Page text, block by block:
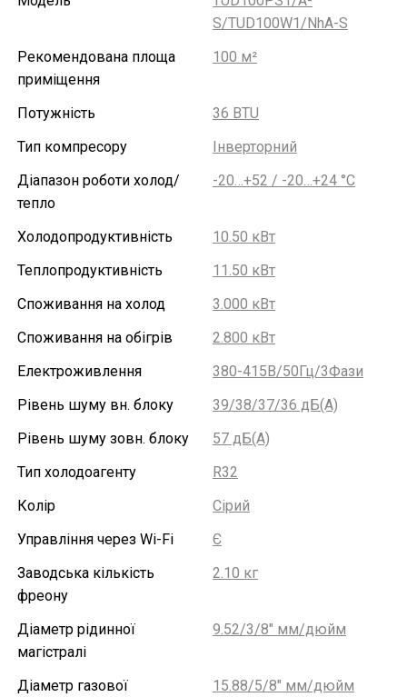
S/TUD100W1/NhA-S
Рекомендована площа
приміщення
100 м²
Потужність
36 BTU
Тип компресору
Інверторний
Діапазон роботи холод/
тепло
-20…+52 / -20…+24 °С
Холодопродуктивність
10.50 кВт
Теплопродуктивність
11.50 кВт
Споживання на холод
3.000 кВт
Споживання на обігрів
2.800 кВт
Електроживлення
380-415В/50Гц/3Фази
Рівень шуму вн. блоку
39/38/37/36 дБ(А)
Рівень шуму зовн. блоку
57 дБ(А)
Тип холодоагенту
R32
Колір
Сірий
Управління через Wi-Fi
Є
Заводська кількість
фреону
2.10 кг
Діаметр рідинної
магістралі
9.52/3/8" мм/дюйм
Діаметр газової 15.88/5/8″ мм/дюйм